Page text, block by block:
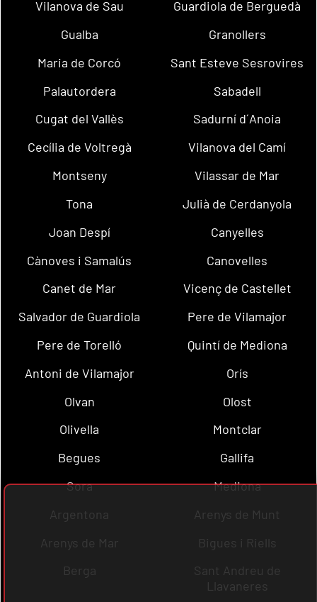
Vilanova de Sau
Guardiola de Berguedà
Gualba
Granollers
Maria de Corcó
Sant Esteve Sesrovires
Palautordera
Sabadell
Cugat del Vallès
Sadurní d´Anoia
Cecília de Voltregà
Vilanova del Camí
Montseny
Vilassar de Mar
Tona
Julià de Cerdanyola
Joan Despí
Canyelles
Cànoves i Samalús
Canovelles
Canet de Mar
Vicenç de Castellet
Salvador de Guardiola
Pere de Vilamajor
Pere de Torelló
Quintí de Mediona
Antoni de Vilamajor
Orís
Olvan
Olost
Olivella
Montclar
Begues
Gallifa
Sora
Mediona
Argentona
Arenys de Munt
Arenys de Mar
Bigues i Riells
Berga
Sant Andreu de
Llavaneres